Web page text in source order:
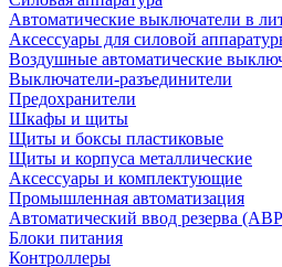
Автоматические выключатели в
Аксессуары для силовой
Воздушные автоматические
Выключатели-разъединители
Предохранители
Шкафы и щиты
Щиты и боксы пластиковые
Щиты и корпуса металлические
Аксессуары и комплектующие
Промышленная автоматизация
Автоматический ввод резерва
Блоки питания
Контроллеры